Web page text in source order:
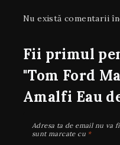
Nu există comentarii
Fii primul
"Tom Ford
Amalfi Eau
Adresa ta de email nu va
sunt marcate cu *